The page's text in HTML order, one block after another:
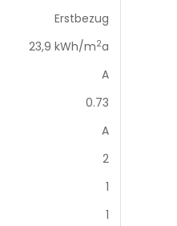
Erstbezug
23,9 kWh/m2a
A
0.73
A
2
1
1